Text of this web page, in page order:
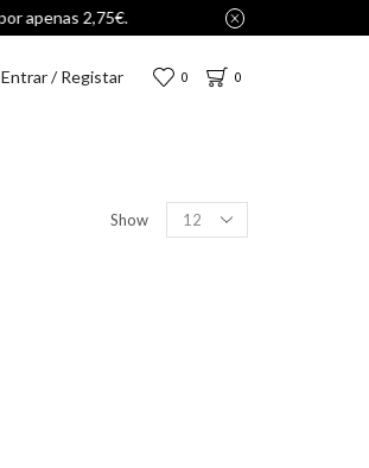
Entrar / Registar 0 0
Show